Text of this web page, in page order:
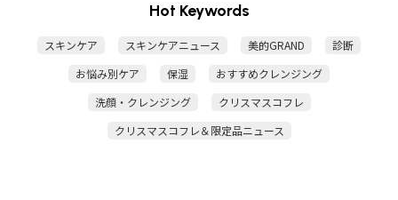
Hot Keywords
スキンケア スキンケアニュース 美的GRAND
診断
お悩み別ケア
保湿
おすすめクレンジング
洗顔・クレンジング
クリスマスコフレ
クリスマスコフレ＆限定品ニュース